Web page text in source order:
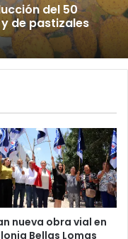
del 50
de pastizales
nueva obra vial en
Bellas Lomas